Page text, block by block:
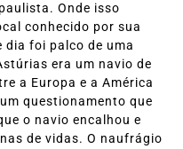
Onde isso
conhecido por sua
dia foi palco de uma
era um navio de
a Europa e a América
questionamento que
o navio encalhou e
de vidas. O naufrágio